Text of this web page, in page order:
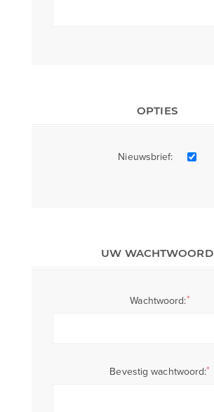
OPTIES
Nieuwsbrief:
UW WACHTWOORD
Wachtwoord:*
Bevestig wachtwoord:*